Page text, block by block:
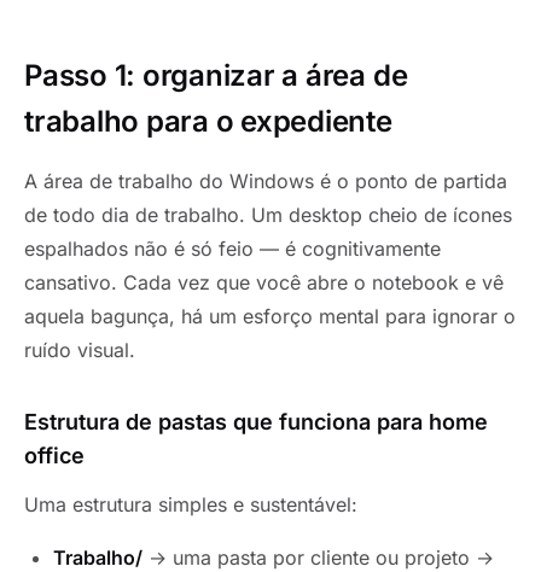
Passo 1: organizar a área de
trabalho para o expediente
A área de trabalho do Windows é o ponto de partida
de todo dia de trabalho. Um desktop cheio de ícones
espalhados não é só feio — é cognitivamente
cansativo. Cada vez que você abre o notebook e vê
aquela bagunça, há um esforço mental para ignorar o
ruído visual.
Estrutura de pastas que funciona para home
office
Uma estrutura simples e sustentável:
Trabalho/ → uma pasta por cliente ou projeto →